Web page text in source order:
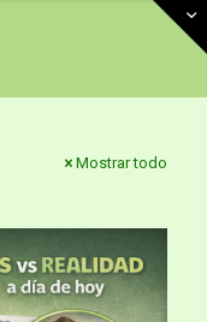
Mostrar todo